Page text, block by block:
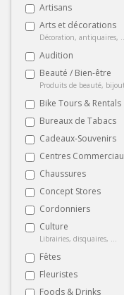
Artisans
Arts et décorations
Décoration, antiquaires,
Audition
Beauté / Bien-être
Produits de beauté,
Bike Tours & Rentals
Bureaux de Tabacs
Cadeaux-Souvenirs
Centres
Chaussures
Concept Stores
Cordonniers
Culture
Librairies, disquaires, ...
Fêtes
Fleuristes
Foods & Drinks